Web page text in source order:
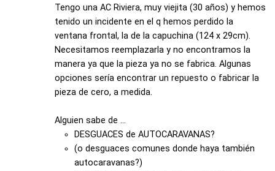
Tengo una AC Riviera, muy viejita (30 años) y hemos
tenido un incidente en el q hemos perdido la
ventana frontal, la de la capuchina (124 x 29cm).
Necesitamos reemplazarla y no encontramos la
manera ya que la pieza ya no se fabrica. Algunas
opciones sería encontrar un repuesto o fabricar la
pieza de cero, a medida.
Alguien sabe de …
DESGUACES de AUTOCARAVANAS?
(o desguaces comunes donde haya también
autocaravanas?)